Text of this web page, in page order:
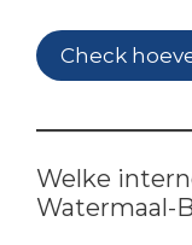
Check
Welke
Watermaal-